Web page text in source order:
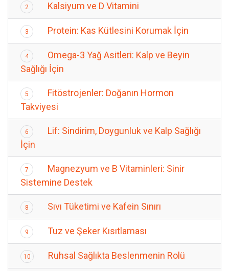
2 Kalsiyum ve D Vitamini
3 Protein: Kas Kütlesini Korumak İçin
4
Omega-3 Yağ Asitleri: Kalp ve Beyin
Sağlığı İçin
5
Fitöstrojenler: Doğanın Hormon
Takviyesi
6
Lif: Sindirim, Doygunluk ve Kalp Sağlığı
İçin
7
Magnezyum ve B Vitaminleri: Sinir
Sistemine Destek
8 Sıvı Tüketimi ve Kafein Sınırı
9 Tuz ve Şeker Kısıtlaması
10 Ruhsal Sağlıkta Beslenmenin Rolü